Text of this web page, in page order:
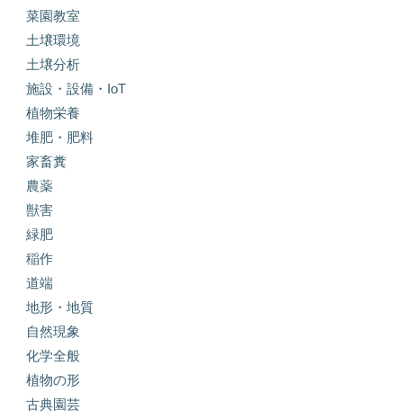
菜園教室
土壌環境
土壌分析
施設・設備・IoT
植物栄養
堆肥・肥料
家畜糞
農薬
獣害
緑肥
稲作
道端
地形・地質
自然現象
化学全般
植物の形
古典園芸